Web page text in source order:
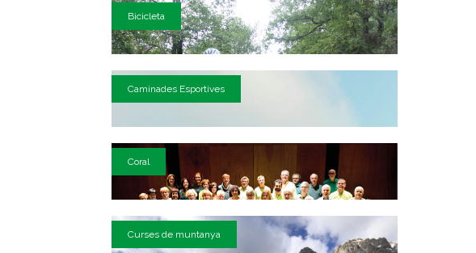
Bicicleta
Caminades Esportives
Coral
Curses de muntanya